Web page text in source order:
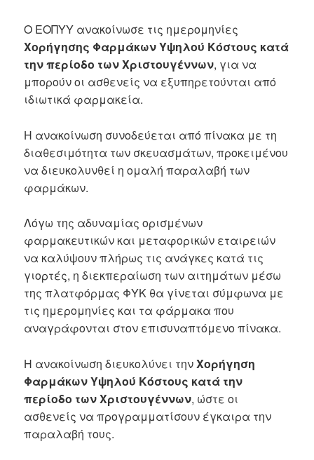
Ο ΕΟΠΥΥ ανακοίνωσε τις ημερομηνίες
Χορήγησης Φαρμάκων Υψηλού Κόστους κατά
την περίοδο των Χριστουγέννων, για να
μπορούν οι ασθενείς να εξυπηρετούνται από
ιδιωτικά φαρμακεία.
Η ανακοίνωση συνοδεύεται από πίνακα με τη
διαθεσιμότητα των σκευασμάτων, προκειμένου
να διευκολυνθεί η ομαλή παραλαβή των
φαρμάκων.
Λόγω της αδυναμίας ορισμένων
φαρμακευτικών και μεταφορικών εταιρειών
να καλύψουν πλήρως τις ανάγκες κατά τις
γιορτές, η διεκπεραίωση των αιτημάτων μέσω
της πλατφόρμας ΦΥΚ θα γίνεται σύμφωνα με
τις ημερομηνίες και τα φάρμακα που
αναγράφονται στον επισυναπτόμενο πίνακα.
Η ανακοίνωση διευκολύνει τηνΧορήγηση
Φαρμάκων Υψηλού Κόστους κατά την
περίοδο των Χριστουγέννων, ώστε οι
ασθενείς να προγραμματίσουν έγκαιρα την
παραλαβή τους.